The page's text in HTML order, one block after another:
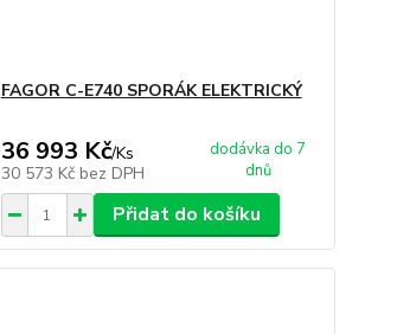
FAGOR C-E740 SPORÁK ELEKTRICKÝ
36 993 Kč/Ks
30 573 Kč bez DPH
dodávka do 7
dnů
Přidat do košíku